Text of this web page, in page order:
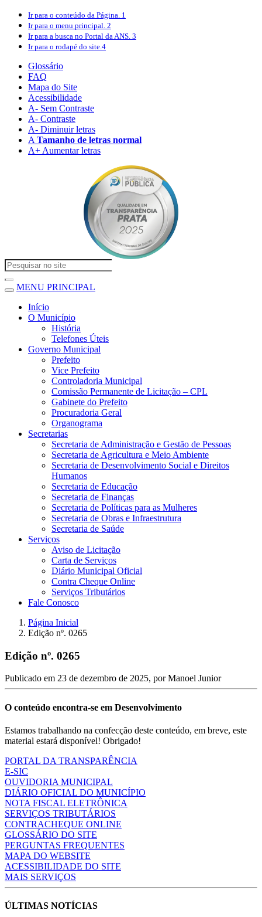
Ir para o conteúdo da Página. 1
Ir para o menu principal. 2
Ir para a busca no Portal da ANS. 3
Ir para o rodapé do site.4
Glossário
FAQ
Mapa do Site
Acessibilidade
A- Sem Contraste
A- Contraste
A- Diminuir letras
A Tamanho de letras normal
A+ Aumentar letras
MENU PRINCIPAL
Início
O Município
História
Telefones Úteis
Governo Municipal
Prefeito
Vice Prefeito
Controladoria Municipal
Comissão Permanente de Licitação – CPL
Gabinete do Prefeito
Procuradoria Geral
Organograma
Secretarias
Secretaria de Administração e Gestão de Pessoas
Secretaria de Agricultura e Meio Ambiente
Secretaria de Desenvolvimento Social e Direitos
Humanos
Secretaria de Educação
Secretaria de Finanças
Secretaria de Políticas para as Mulheres
Secretaria de Obras e Infraestrutura
Secretaria de Saúde
Serviços
Aviso de Licitação
Carta de Serviços
Diário Municipal Oficial
Contra Cheque Online
Serviços Tributários
Fale Conosco
Página Inicial
Edição nº. 0265
Edição nº. 0265
Publicado em 23 de dezembro de 2025, porManoel Junior
O conteúdo encontra-se em Desenvolvimento
Estamos trabalhando na confecção deste conteúdo, em breve, este
material estará disponível! Obrigado!
PORTAL DA TRANSPARÊNCIA
E-SIC
OUVIDORIA MUNICIPAL
DIÁRIO OFICIAL DO MUNICÍPIO
NOTA FISCAL ELETRÔNICA
SERVIÇOS TRIBUTÁRIOS
CONTRACHEQUE ONLINE
GLOSSÁRIO DO SITE
PERGUNTAS FREQUENTES
MAPA DO WEBSITE
ACESSIBILIDADE DO SITE
MAIS SERVIÇOS
ÚLTIMAS NOTÍCIAS